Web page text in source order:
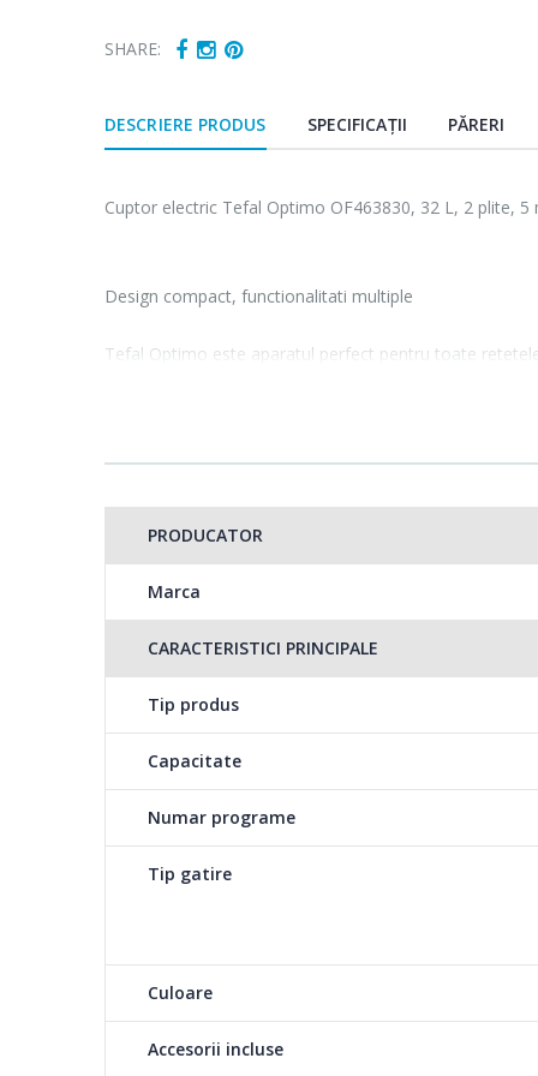
SHARE:
DESCRIERE PRODUS SPECIFICAȚII PĂRERI
Cuptor electric Tefal Optimo OF463830, 32 L, 2 plite,
Design compact, functionalitati multiple
Tefal Optimo este aparatul perfect pentru toate
ce dispune si de 2 plite amplasate in partea
ceea ce priveste performantele
Cuptorul electric Tefal Optimo ofera o utilizare
impact asupra performantei. Capacitatea cuptorului
2 plite amplasat in partea superioara a cuptorului
favorite.
Tefal Optimo
Cuptorul
PRODUCATOR
Marca
CARACTERISTICI PRINCIPALE
Tip produs
Capacitate
Numar programe
Tip gatire
Culoare
Accesorii incluse